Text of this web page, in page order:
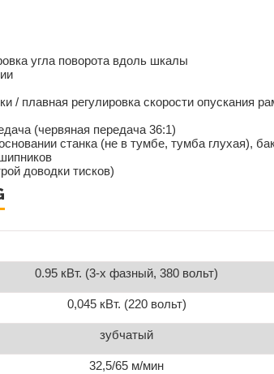
угла поворота вдоль шкалы
/ плавная регулировка скорости опускания
(червяная передача 36:1)
станка (не в тумбе, тумба глухая),
доводки тисков)
0.95 кВт. (3-х фазный, 380 вольт)
0,045 кВт. (220 вольт)
зубчатый
32,5/65 м/мин